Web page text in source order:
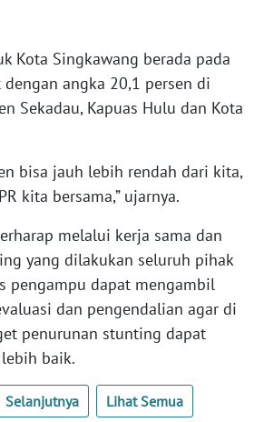
Kota Singkawang berada pada
angka 20,1 persen di
Sekadau, Kapuas Hulu dan Kota
bisa jauh lebih rendah dari kita,
kita bersama,” ujarnya.
melalui kerja sama dan
yang dilakukan seluruh pihak
pengampu dapat mengambil
dan pengendalian agar di
penurunan stunting dapat
baik.
Selanjutnya Lihat Semua